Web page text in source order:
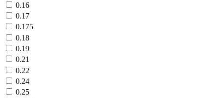
0.16
0.17
0.175
0.18
0.19
0.21
0.22
0.24
0.25